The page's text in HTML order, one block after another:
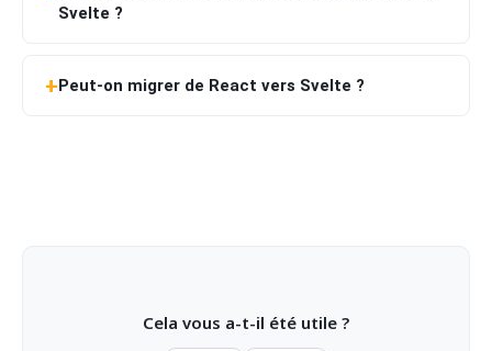
Svelte ?
Peut-on migrer de React vers Svelte ?
Cela vous a-t-il été utile ?